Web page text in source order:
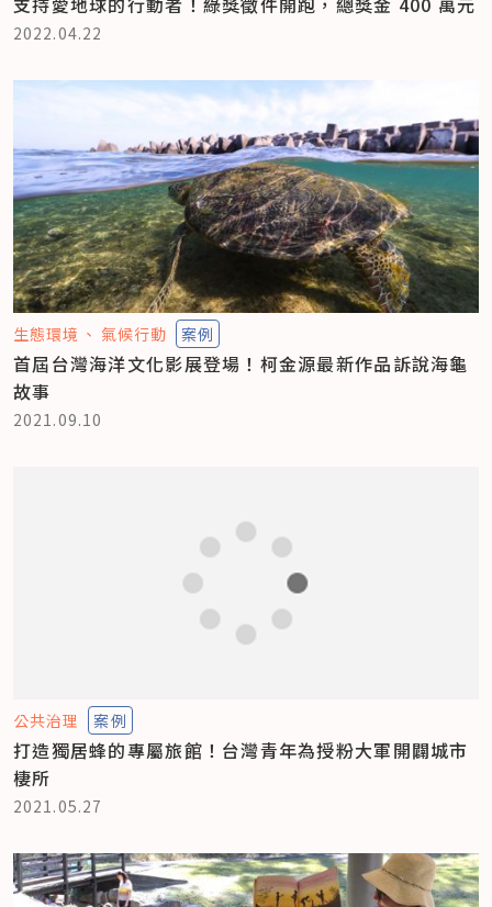
2022.04.22
生態環境 氣候行動 案例
首屆台灣海洋文化影展登場！柯金源最新作品訴說海龜
故事
2021.09.10
公共治理 案例
打造獨居蜂的專屬旅館！台灣青年為授粉大軍開闢城市
棲所
2021.05.27